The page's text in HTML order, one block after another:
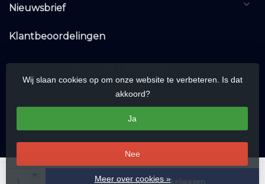
Toevoegen aan winkelwagen
Nieuwsbrief
Klantbeoordelingen
Wij slaan cookies op om onze website te verbeteren. Is dat
akkoord?
Ja
Nee
Meer over cookies »